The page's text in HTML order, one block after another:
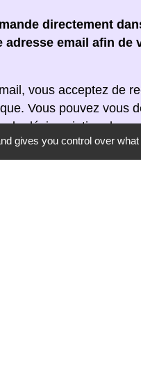
directement
email afin de
vous acceptez de
Vous pouvez vous
de désinscription dans
gives you control over